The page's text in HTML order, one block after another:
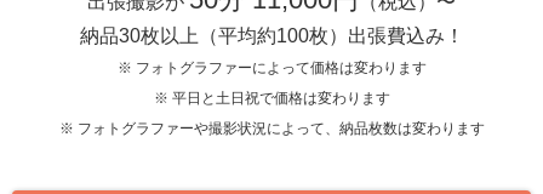
納品30枚以上（平均約100枚）出張費込み！
※ フォトグラファーによって価格は変わります
※ 平日と土日祝で価格は変わります
※ フォトグラファーや撮影状況によって、納品枚数は変わります